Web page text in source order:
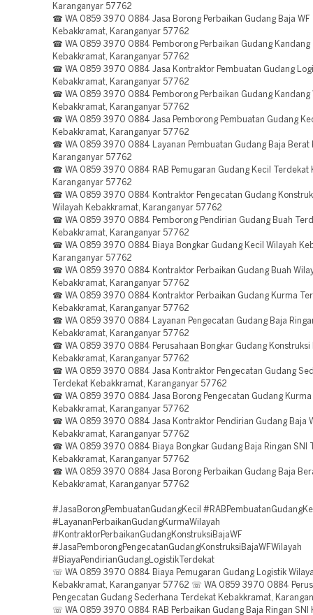
Karanganyar 57762
☎ WA 0859 3970 0884 Jasa Borong Perbaikan Gudang Baja WF
Kebakkramat, Karanganyar 57762
☎ WA 0859 3970 0884 Pemborong Perbaikan Gudang Kandang
Kebakkramat, Karanganyar 57762
☎ WA 0859 3970 0884 Jasa Kontraktor Pembuatan Gudang
Kebakkramat, Karanganyar 57762
☎ WA 0859 3970 0884 Pemborong Perbaikan Gudang Kandang
Kebakkramat, Karanganyar 57762
☎ WA 0859 3970 0884 Jasa Pemborong Pembuatan Gudang
Kebakkramat, Karanganyar 57762
☎ WA 0859 3970 0884 Layanan Pembuatan Gudang Baja Berat
Karanganyar 57762
☎ WA 0859 3970 0884 RAB Pemugaran Gudang Kecil Terdekat
Karanganyar 57762
☎ WA 0859 3970 0884 Kontraktor Pengecatan Gudang
Wilayah Kebakkramat, Karanganyar 57762
☎ WA 0859 3970 0884 Pemborong Pendirian Gudang Buah
Kebakkramat, Karanganyar 57762
☎ WA 0859 3970 0884 Biaya Bongkar Gudang Kecil Wilayah
Karanganyar 57762
☎ WA 0859 3970 0884 Kontraktor Perbaikan Gudang Buah
Kebakkramat, Karanganyar 57762
☎ WA 0859 3970 0884 Kontraktor Perbaikan Gudang Kurma
Kebakkramat, Karanganyar 57762
☎ WA 0859 3970 0884 Layanan Pengecatan Gudang Baja
Kebakkramat, Karanganyar 57762
☎ WA 0859 3970 0884 Perusahaan Bongkar Gudang Konstruksi
Kebakkramat, Karanganyar 57762
☎ WA 0859 3970 0884 Jasa Kontraktor Pengecatan Gudang
Terdekat Kebakkramat, Karanganyar 57762
☎ WA 0859 3970 0884 Jasa Borong Pengecatan Gudang Kurma
Kebakkramat, Karanganyar 57762
☎ WA 0859 3970 0884 Jasa Kontraktor Pendirian Gudang Baja
Kebakkramat, Karanganyar 57762
☎ WA 0859 3970 0884 Biaya Bongkar Gudang Baja Ringan SNI
Kebakkramat, Karanganyar 57762
☎ WA 0859 3970 0884 Jasa Borong Perbaikan Gudang Baja
Kebakkramat, Karanganyar 57762
#JasaBorongPembuatanGudangKecil
#LayananPerbaikanGudangKurmaWilayah
#KontraktorPerbaikanGudangKonstruksiBajaWF
#JasaPemborongPengecatanGudangKonstruksiBajaWFWilayah
#BiayaPendirianGudangLogistikTerdekat
☏ WA 0859 3970 0884 Biaya Pemugaran Gudang Logistik
Kebakkramat, Karanganyar 57762 ☏ WA 0859 3970 0884
Pengecatan Gudang Sederhana Terdekat Kebakkramat,
☏ WA 0859 3970 0884 RAB Perbaikan Gudang Baja Ringan SNI